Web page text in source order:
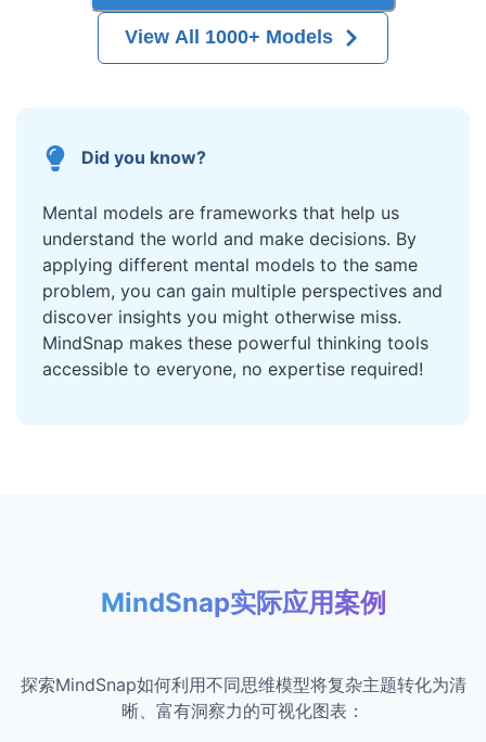
View All 1000+ Models
Did you know?
Mental models are frameworks that help us
understand the world and make decisions. By
applying different mental models to the same
problem, you can gain multiple perspectives and
discover insights you might otherwise miss.
MindSnap makes these powerful thinking tools
accessible to everyone, no expertise required!
MindSnap实际应用案例
探索MindSnap如何利用不同思维模型将复杂主题转化为清
晰、富有洞察力的可视化图表：